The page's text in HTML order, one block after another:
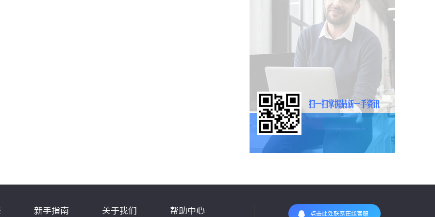
新手指南 关于我们 帮助中心 点击此处联系在线客服